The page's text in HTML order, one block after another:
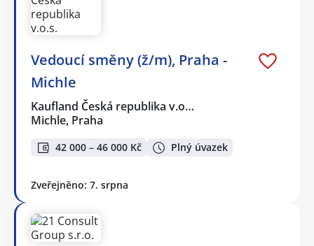
Vedoucí směny (ž/m), Praha -
Michle
Kaufland Česká republika v.o…
Michle, Praha
42 000 – 46 000 Kč Plný úvazek
Zveřejněno: 7. srpna